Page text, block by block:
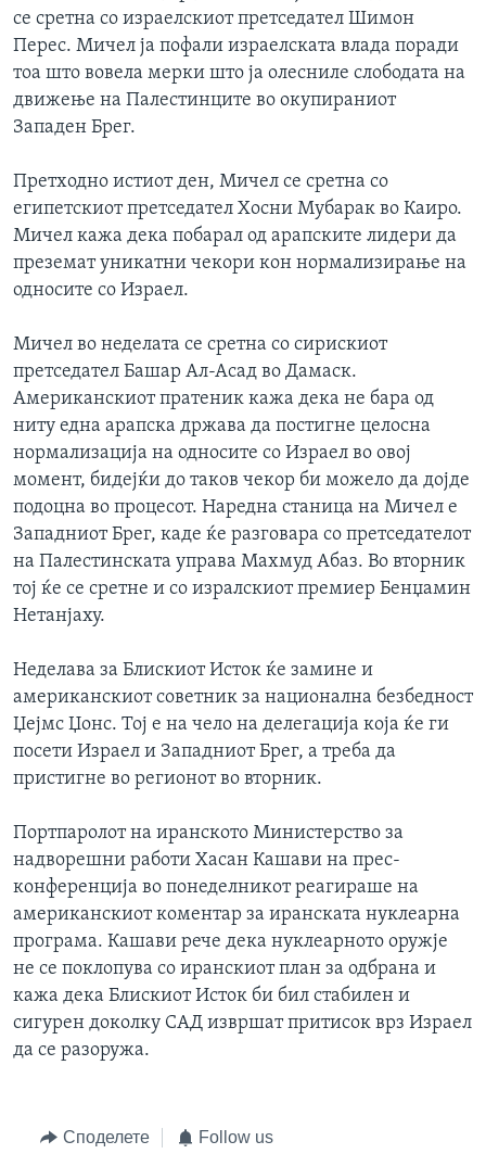
се сретна со израелскиот претседател Шимон
Перес. Мичел ја пофали израелската влада поради
тоа што вовела мерки што ја олесниле слободата на
движење на Палестинците во окупираниот
Западен Брег.
Претходно истиот ден, Мичел се сретна со
египетскиот претседател Хосни Мубарак во Каиро.
Мичел кажа дека побарал од арапските лидери да
преземат уникатни чекори кон нормализирање на
односите со Израел.
Мичел во неделата се сретна со сирискиот
претседател Башар Ал-Асад во Дамаск.
Американскиот пратеник кажа дека не бара од
ниту една арапска држава да постигне целосна
нормализација на односите со Израел во овој
момент, бидејќи до таков чекор би можело да дојде
подоцна во процесот. Наредна станица на Мичел е
Западниот Брег, каде ќе разговара со претседателот
на Палестинската управа Махмуд Абаз. Во вторник
тој ќе се сретне и со изралскиот премиер Бенџамин
Нетанјаху.
Неделава за Блискиот Исток ќе замине и
американскиот советник за национална безбедност
Џејмс Џонс. Тој е на чело на делегација која ќе ги
посети Израел и Западниот Брег, а треба да
пристигне во регионот во вторник.
Портпаролот на иранското Министерство за
надворешни работи Хасан Кашави на прес-
конференција во понеделникот реагираше на
американскиот коментар за иранската нуклеарна
програма. Кашави рече дека нуклеарното оружје
не се поклопува со иранскиот план за одбрана и
кажа дека Блискиот Исток би бил стабилен и
сигурен доколку САД извршат притисок врз Израел
да се разоружа.
Споделете Follow us